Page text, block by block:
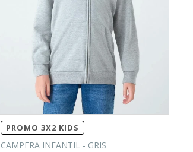
PROMO 3X2 KIDS
CAMPERA INFANTIL - GRIS